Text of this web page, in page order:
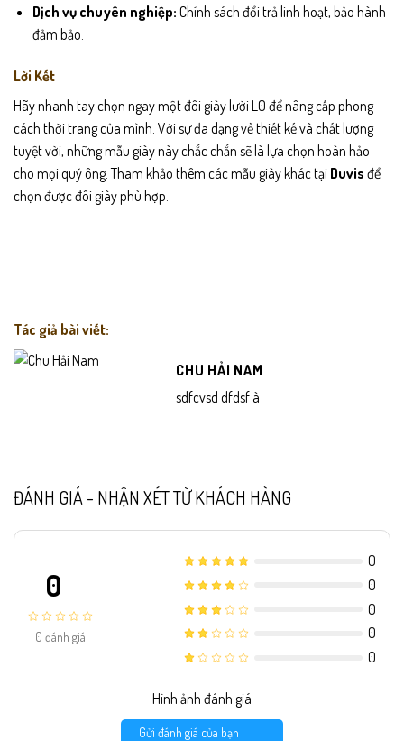
Dịch vụ chuyên nghiệp: Chính sách đổi trả linh hoạt, bảo hành
đảm bảo.
Lời Kết
Hãy nhanh tay chọn ngay một đôi giày lười L0 để nâng cấp phong
cách thời trang của mình. Với sự đa dạng về thiết kế và chất lượng
tuyệt vời, những mẫu giày này chắc chắn sẽ là lựa chọn hoàn hảo
cho mọi quý ông. Tham khảo thêm các mẫu giày khác tại Duvis để
chọn được đôi giày phù hợp.
Tác giả bài viết:
CHU HẢI NAM
sdfcvsd dfdsf à
ĐÁNH GIÁ - NHẬN XÉT TỪ KHÁCH HÀNG
0
0 đánh giá
0
0
0
0
0
Hình ảnh đánh giá
Gửi đánh giá của bạn